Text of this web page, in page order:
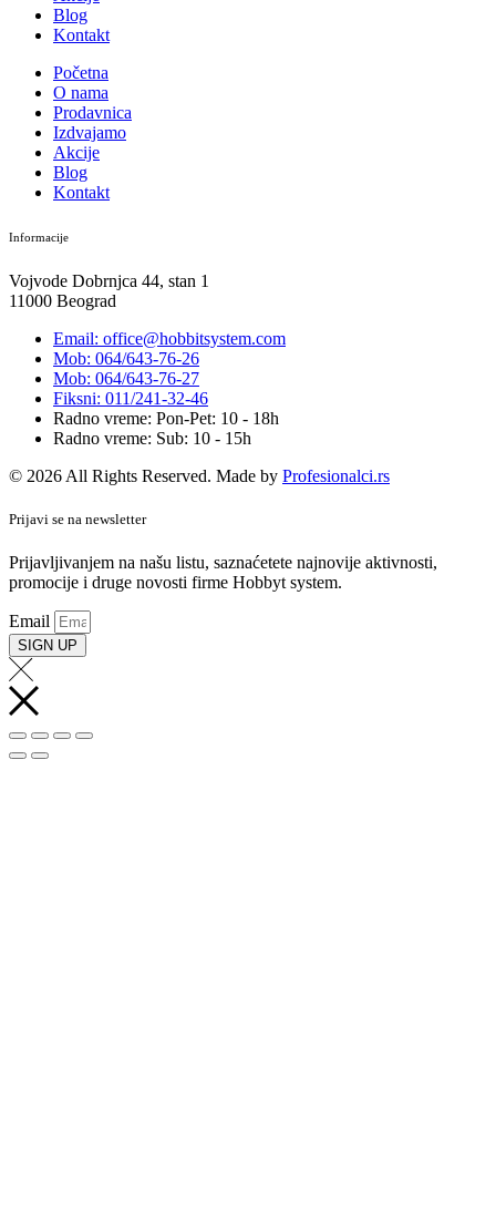
Blog
Kontakt
Početna
O nama
Prodavnica
Izdvajamo
Akcije
Blog
Kontakt
Informacije
Vojvode Dobrnjca 44, stan 1
11000 Beograd
Email: office@hobbitsystem.com
Mob: 064/643-76-26
Mob: 064/643-76-27
Fiksni: 011/241-32-46
Radno vreme: Pon-Pet: 10 - 18h
Radno vreme: Sub: 10 - 15h
© 2026 All Rights Reserved. Made by Profesionalci.rs
Prijavi se na newsletter
Prijavljivanjem na našu listu, saznaćetete najnovije aktivnosti,
promocije i druge novosti firme Hobbyt system.
Email
SIGN UP